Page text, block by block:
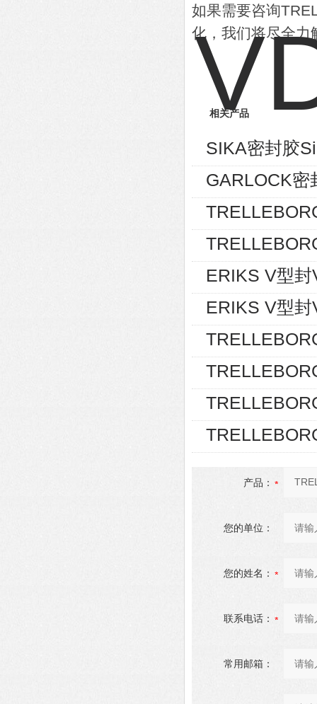
如果需要咨询
化，我们将尽全力
相关产品
SIKA密封胶
GARLOCK密
ERIKS V型
ERIKS V型
产品：
您的单位：
您的姓名：
联系电话：
常用邮箱：